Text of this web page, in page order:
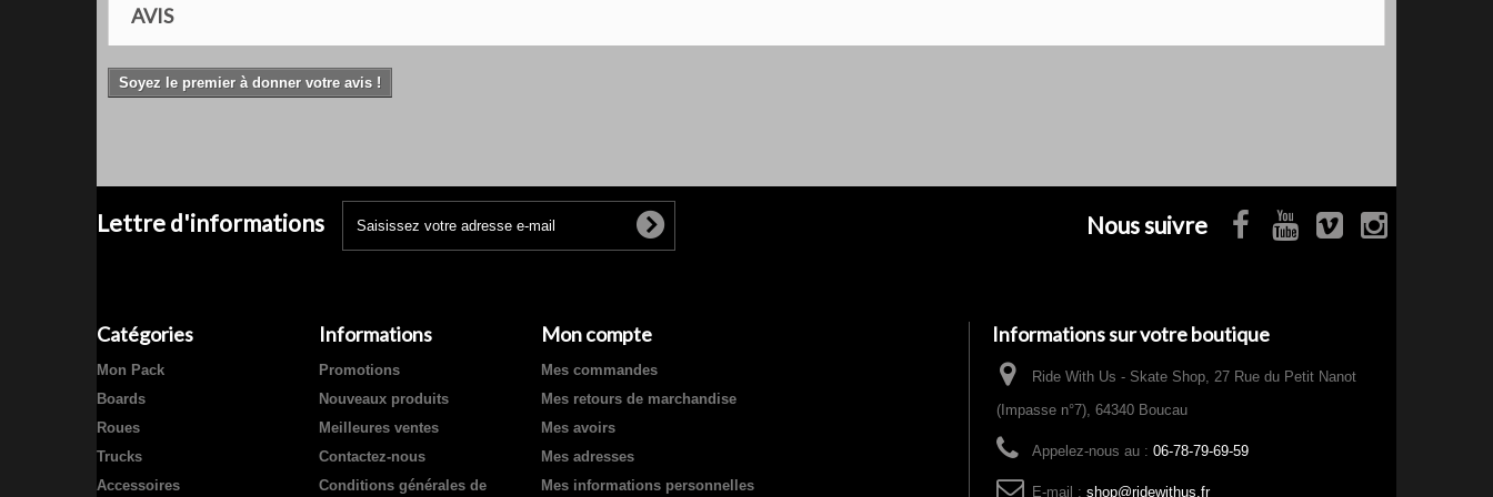
AVIS
Soyez le premier à donner votre avis !
Lettre d'informations Nous suivre
Catégories
Mon Pack
Boards
Roues
Trucks
Accessoires
Informations
Promotions
Nouveaux produits
Meilleures ventes
Contactez-nous
Conditions générales de
Mon compte
Mes commandes
Mes retours de marchandise
Mes avoirs
Mes adresses
Mes informations personnelles
Informations sur votre boutique
Ride With Us - Skate Shop, 27 Rue du Petit Nanot
(Impasse n°7), 64340 Boucau
Appelez-nous au : 06-78-79-69-59
E-mail : shop@ridewithus.fr